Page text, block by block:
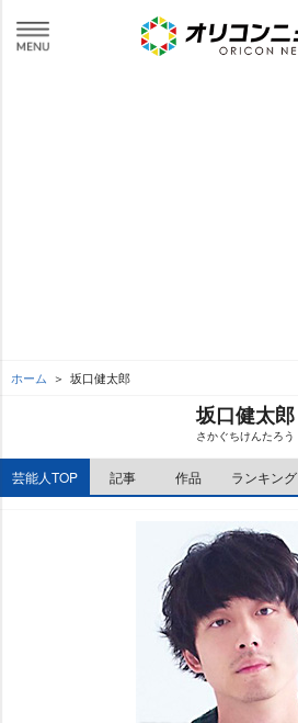
ホーム 坂口健太郎
坂口健太郎
さかぐちけんたろう
芸能人TOP 記事 作品 ランキング